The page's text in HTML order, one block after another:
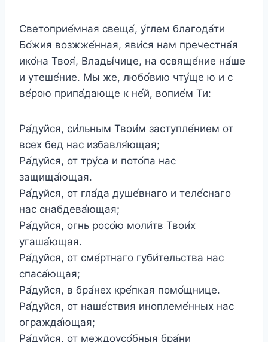
Светоприе́мная свеща́, у́глем благода́ти
Бо́жия возжже́нная, яви́ся нам пречестна́я
ико́на Твоя́, Влады́чице, на освяще́ние на́ше
и утеше́ние. Мы же, любо́вию чту́ще ю и с
ве́рою припа́дающе к не́й, вопие́м Ти:
Ра́дуйся, си́льным Твои́м заступле́нием от
всех бед нас избавля́ющая;
Ра́дуйся, от тру́са и пото́па нас
защища́ющая.
Ра́дуйся, от гла́да душе́внаго и теле́снаго
нас снабдева́ющая;
Ра́дуйся, огнь росо́ю моли́тв Твои́х
угаша́ющая.
Ра́дуйся, от сме́ртнаго губи́тельства нас
спаса́ющая;
Ра́дуйся, в бра́нех кре́пкая помо́щнице.
Ра́дуйся, от наше́ствия иноплеме́нных нас
огражда́ющая;
Ра́дуйся, от междоусо́бныя бра́ни